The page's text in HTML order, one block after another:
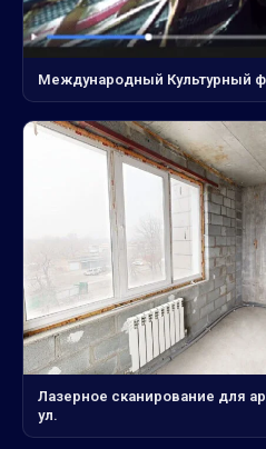
Международный Культурный
Лазерное сканирование для
ул.